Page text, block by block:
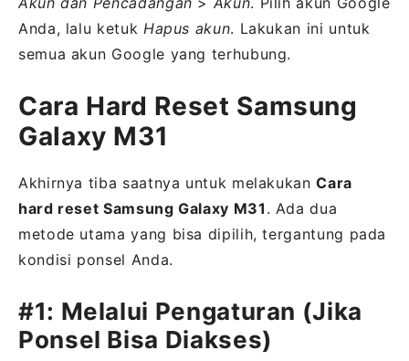
Anda, lalu ketuk Hapus akun. Lakukan ini untuk
semua akun Google yang terhubung.
Cara Hard Reset Samsung
Galaxy M31
Akhirnya tiba saatnya untuk melakukanCara
hard reset Samsung Galaxy M31 . Ada dua
metode utama yang bisa dipilih, tergantung pada
kondisi ponsel Anda.
#1: Melalui Pengaturan (Jika
Ponsel Bisa Diakses)